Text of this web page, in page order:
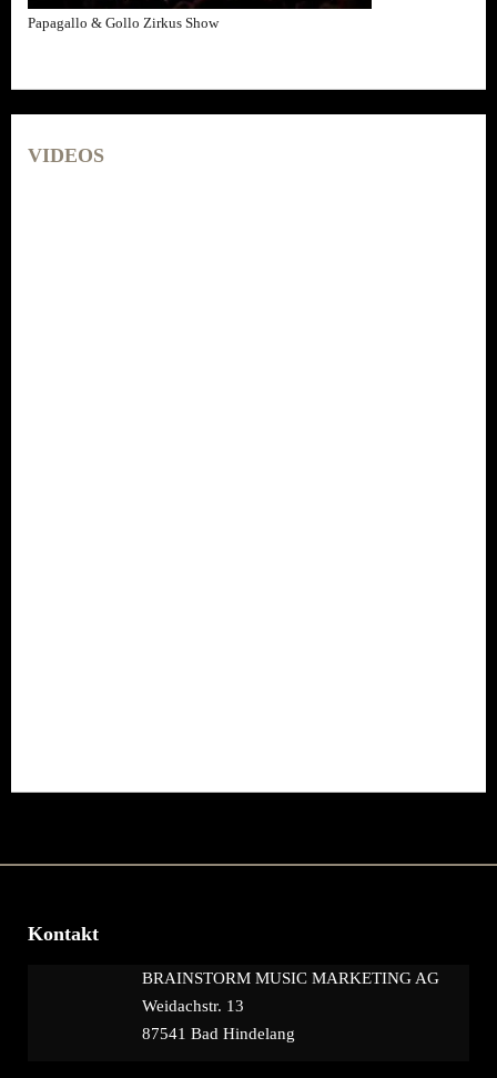
Papagallo & Gollo Zirkus Show
VIDEOS
Kontakt
BRAINSTORM MUSIC MARKETING AG
Weidachstr. 13
87541 Bad Hindelang